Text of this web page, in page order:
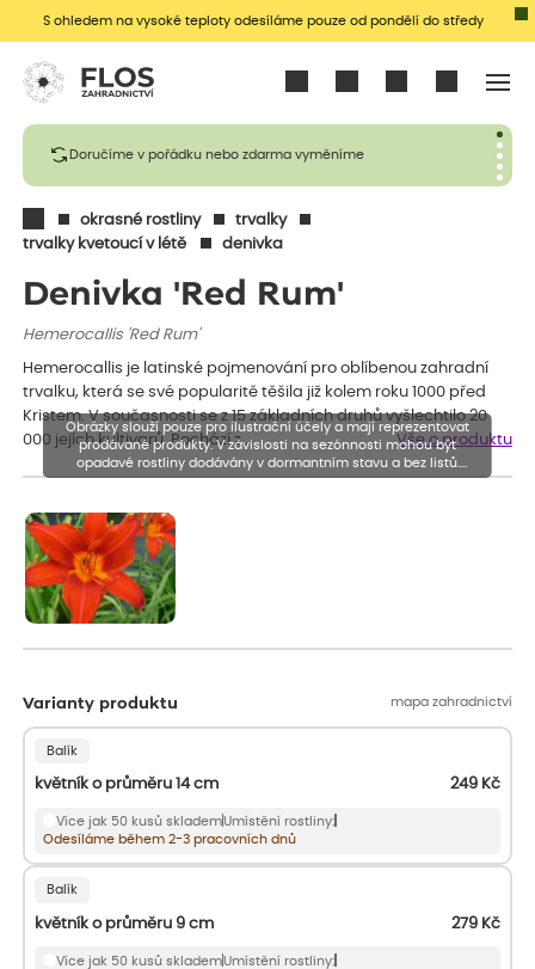
S ohledem na vysoké teploty odesíláme pouze od pondělí do středy
Doručíme v pořádku nebo zdarma vyměníme
okrasné rostliny
trvalky
trvalky kvetoucí v létě
denivka
Denivka 'Red Rum'
Hemerocallis 'Red Rum'
Hemerocallis je latinské pojmenování pro oblíbenou zahradní
trvalku, která se své popularitě těšila již kolem roku 1000 před
Kristem. V současnosti se z 15 základních druhů vyšlechtilo 20
000 jejích kultivarů. Pochází z…
Vše o produktu
Varianty produktu mapa zahradnictví
Balík
květník o průměru 14 cm 249 Kč
Více jak 50 kusů sklademUmístění rostliny:
Odesíláme během 2-3 pracovních dnů
Balík
květník o průměru 9 cm 279 Kč
Více jak 50 kusů sklademUmístění rostliny:
Obrázky slouží pouze pro ilustrační účely a mají reprezentovat
prodávané produkty. V závislosti na sezónnosti mohou být
opadavé rostliny dodávány v dormantním stavu a bez listů.
Rostliny mohou být také sestřiženy níže, než je uvedená výška,